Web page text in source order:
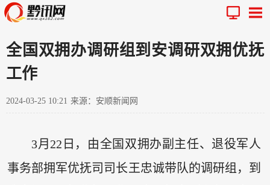
全国双拥办调研组到安调研双拥优抚
工作
2024-03-25 10:21 来源：安顺新闻网
3月22日，由全国双拥办副主任、退役军人
事务部拥军优抚司司长王忠诚带队的调研组，到